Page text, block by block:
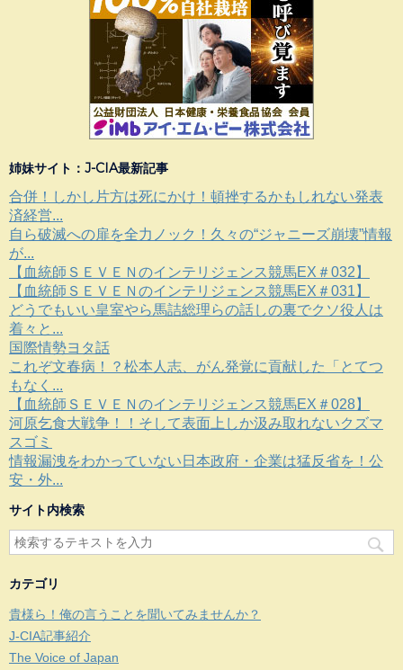
姉妹サイト：J-CIA最新記事
合併！しかし片方は死にかけ！頓挫するかもしれない発表
済経営...
自ら破滅への扉を全力ノック！久々の“ジャニーズ崩壊”情報
が...
【血統師ＳＥＶＥＮのインテリジェンス競馬EX＃032】
【血統師ＳＥＶＥＮのインテリジェンス競馬EX＃031】
どうでもいい皇室やら馬詰総理らの話しの裏でクソ役人は
着々と...
国際情勢ヨタ話
これぞ文春病！？松本人志、がん発覚に貢献した「とてつ
もなく...
【血統師ＳＥＶＥＮのインテリジェンス競馬EX＃028】
河原乞食大戦争！！そして表面上しか汲み取れないクズマ
スゴミ
情報漏洩をわかっていない日本政府・企業は猛反省を！公
安・外...
サイト内検索
カテゴリ
貴様ら！俺の言うことを聞いてみませんか？
J-CIA記事紹介
The Voice of Japan